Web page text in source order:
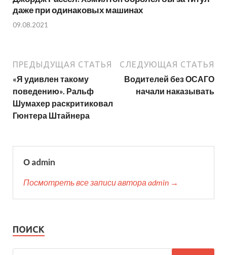
даже при одинаковых машинах
09.08.2021
ПРЕДЫДУЩАЯ СТАТЬЯ
«Я удивлен такому
поведению». Ральф
Шумахер раскритиковал
Гюнтера Штайнера
СЛЕДУЮЩАЯ СТАТЬЯ
Водителей без ОСАГО
начали наказывать
О admin
Посмотреть все записи автора admin →
ПОИСК